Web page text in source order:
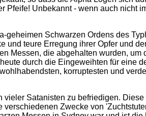
Pfeife! Unbekannt - wenn auch nicht
geheimen Schwarzen Ordens des
und teure Erregung ihrer Opfer und
Messen, die abgehalten wurden,
durch die Eingeweihten für
korruptesten und
Satanisten zu befriedigen.
Zwecke von